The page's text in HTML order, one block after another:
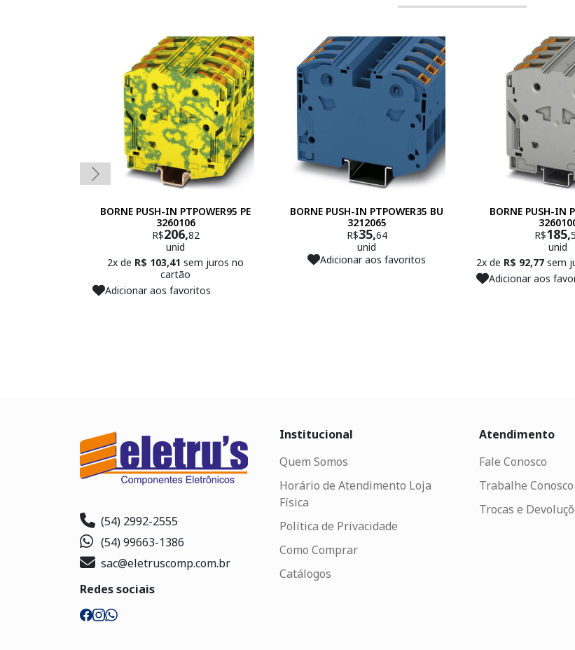
BORNE PUSH-IN PTPOWER95 PE
3260106
R$206,82
unid
2x de R$ 103,41 sem juros no
cartão
Adicionar aos favoritos
BORNE PUSH-IN PTPOWER35 BU
3212065
R$35,64
unid
Adicionar aos favoritos
BORNE PUSH-IN
R$185,
unid
2x de R$ 92,77sem
Adicionar aos
(54) 2992-2555
(54) 99663-1386
sac@eletruscomp.com.br
Redes sociais
Institucional
Quem Somos
Horário de Atendimento Loja
Física
Política de Privacidade
Como Comprar
Catálogos
Atendimento
Fale Conosco
Trabalhe Conosco
Trocas e